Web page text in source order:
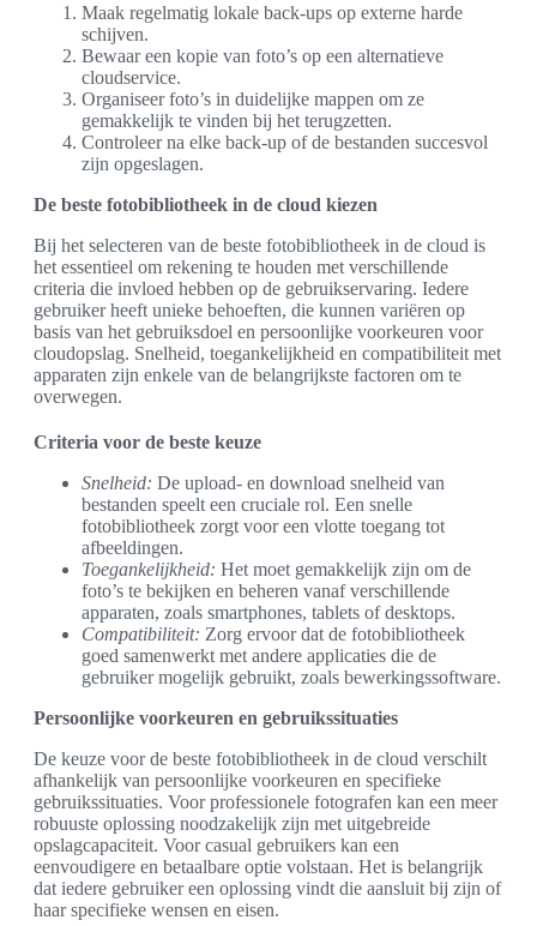
Maak regelmatig lokale back-ups op externe harde
schijven.
Bewaar een kopie van foto’s op een alternatieve
cloudservice.
Organiseer foto’s in duidelijke mappen om ze
gemakkelijk te vinden bij het terugzetten.
Controleer na elke back-up of de bestanden succesvol
zijn opgeslagen.
De beste fotobibliotheek in de cloud kiezen
Bij het selecteren van de beste fotobibliotheek in de cloud is
het essentieel om rekening te houden met verschillende
criteria die invloed hebben op de gebruikservaring. Iedere
gebruiker heeft unieke behoeften, die kunnen variëren op
basis van het gebruiksdoel en persoonlijke voorkeuren voor
cloudopslag. Snelheid, toegankelijkheid en compatibiliteit met
apparaten zijn enkele van de belangrijkste factoren om te
overwegen.
Criteria voor de beste keuze
Snelheid: De upload- en download snelheid van
bestanden speelt een cruciale rol. Een snelle
fotobibliotheek zorgt voor een vlotte toegang tot
afbeeldingen.
Toegankelijkheid: Het moet gemakkelijk zijn om de
foto’s te bekijken en beheren vanaf verschillende
apparaten, zoals smartphones, tablets of desktops.
Compatibiliteit: Zorg ervoor dat de fotobibliotheek
goed samenwerkt met andere applicaties die de
gebruiker mogelijk gebruikt, zoals bewerkingssoftware.
Persoonlijke voorkeuren en gebruikssituaties
De keuze voor de beste fotobibliotheek in de cloud verschilt
afhankelijk van persoonlijke voorkeuren en specifieke
gebruikssituaties. Voor professionele fotografen kan een meer
robuuste oplossing noodzakelijk zijn met uitgebreide
opslagcapaciteit. Voor casual gebruikers kan een
eenvoudigere en betaalbare optie volstaan. Het is belangrijk
dat iedere gebruiker een oplossing vindt die aansluit bij zijn of
haar specifieke wensen en eisen.